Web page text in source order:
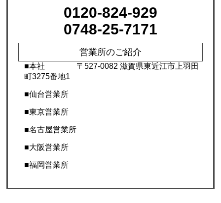
0120-824-929
0748-25-7171
営業所のご紹介
■本社
〒527-0082 滋賀県東近江市上羽田
町3275番地1
■仙台営業所
■東京営業所
■名古屋営業所
■大阪営業所
■福岡営業所